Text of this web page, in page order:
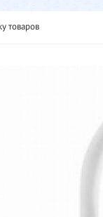
товаров